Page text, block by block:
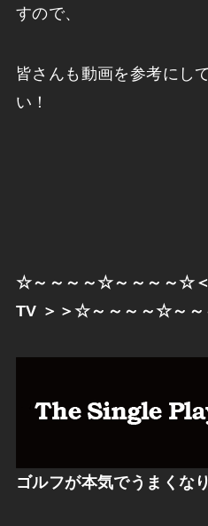
すので、
皆さんも動画を参考にし
い！
☆～～～～☆～～～～☆
TV ＞＞☆～～～～☆～
ゴルフが本気でうまくな